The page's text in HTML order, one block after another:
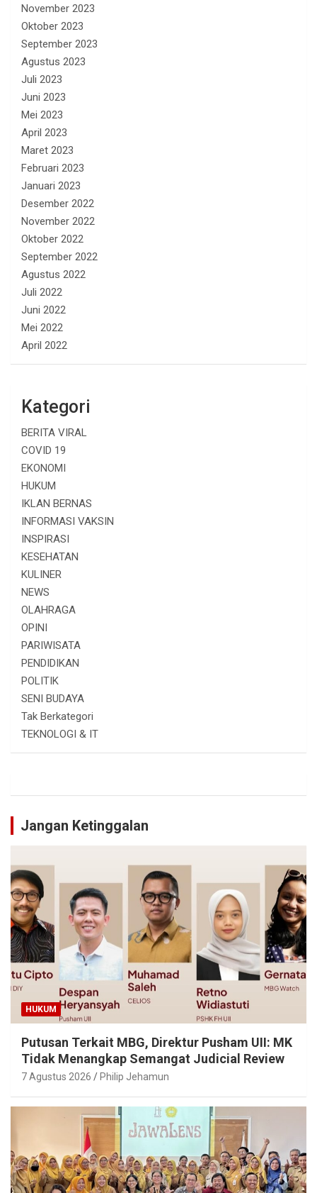
November 2023
Oktober 2023
September 2023
Agustus 2023
Juli 2023
Juni 2023
Mei 2023
April 2023
Maret 2023
Februari 2023
Januari 2023
Desember 2022
November 2022
Oktober 2022
September 2022
Agustus 2022
Juli 2022
Juni 2022
Mei 2022
April 2022
Kategori
BERITA VIRAL
COVID 19
EKONOMI
HUKUM
IKLAN BERNAS
INFORMASI VAKSIN
INSPIRASI
KESEHATAN
KULINER
NEWS
OLAHRAGA
OPINI
PARIWISATA
PENDIDIKAN
POLITIK
SENI BUDAYA
Tak Berkategori
TEKNOLOGI & IT
Jangan Ketinggalan
HUKUM
Putusan Terkait MBG, Direktur Pusham UII: MK
Tidak Menangkap Semangat Judicial Review
7 Agustus 2026 Philip Jehamun